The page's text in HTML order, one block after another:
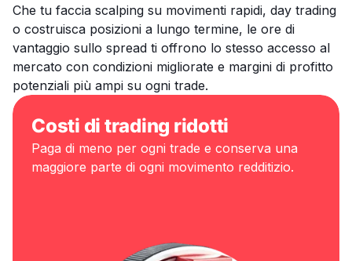
Che tu faccia scalping su movimenti rapidi, day trading
o costruisca posizioni a lungo termine, le ore di
vantaggio sullo spread ti offrono lo stesso accesso al
mercato con condizioni migliorate e margini di profitto
potenziali più ampi su ogni trade.
Costi di trading ridotti
Paga di meno per ogni trade e conserva una
maggiore parte di ogni movimento redditizio.